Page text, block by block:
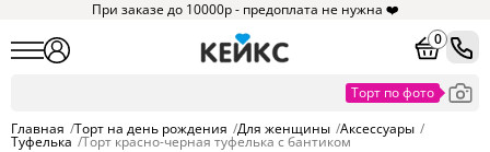
При заказе до 10000р - предоплата не нужна ❤️
0
Главная /Торт на день рождения /Для женщины /Аксессуары /
Туфелька /Торт красно-черная туфелька с бантиком